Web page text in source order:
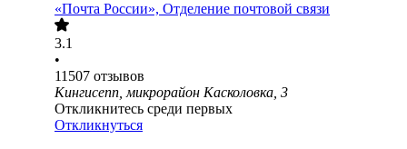
«Почта России», Отделение почтовой связи
3.1
•
11507 отзывов
Кингисепп, микрорайон Касколовка, 3
Откликнитесь среди первых
Откликнуться